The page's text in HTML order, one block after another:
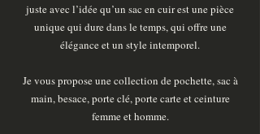
juste avec l’idée qu’un sac en cuir est une pièce
unique qui dure dans le temps, qui offre une
élégance et un style intemporel.
Je vous propose une collection de pochette, sac à
main, besace, porte clé, porte carte et ceinture
femme et homme.